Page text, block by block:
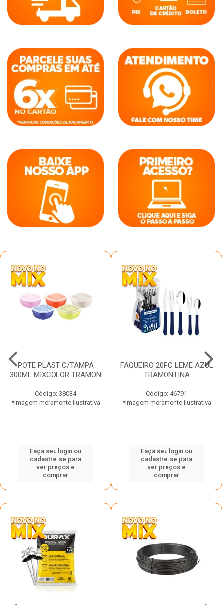
POTE PLAST C/TAMPA
300ML MIXCOLOR TRAMON
Código: 38034
*Imagem meramente ilustrativa
Faça seu login ou
cadastre-se para
ver preços e
comprar
FAQUEIRO 20PC LEME AZUL
TRAMONTINA
Código: 46791
*Imagem meramente ilustrativa
Faça seu login ou
cadastre-se para
ver preços e
comprar